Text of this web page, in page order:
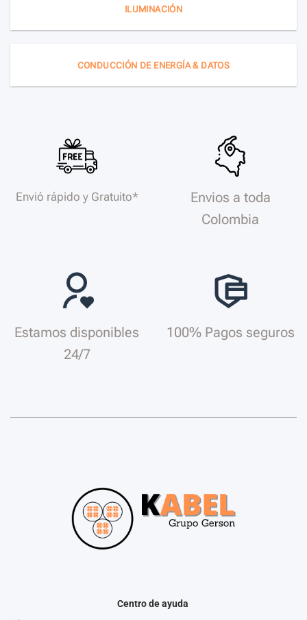
ILUMINACIÓN
CONDUCCIÓN DE ENERGÍA & DATOS
Envió rápido y Gratuito*
Envios a toda
Colombia
Estamos disponibles
24/7
100% Pagos seguros
Centro de ayuda